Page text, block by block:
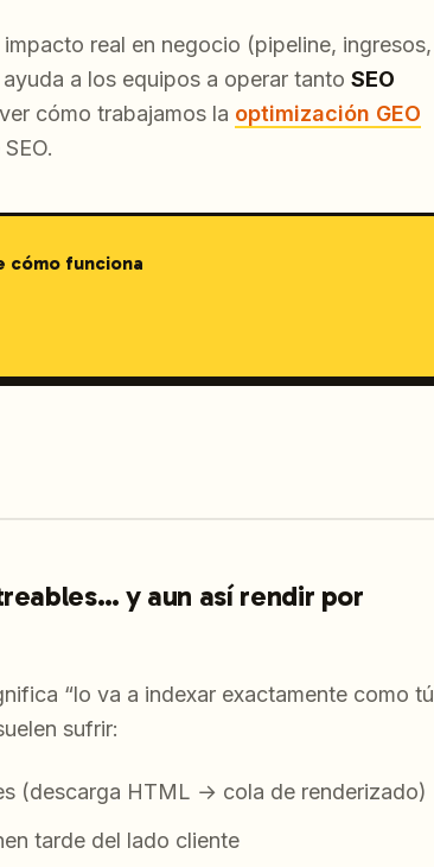
real en negocio (pipeline, ingresos,
a los equipos a operar tanto SEO
cómo trabajamos la optimización GEO
cómo funciona
y aun así rendir por
“lo va a indexar exactamente como tú
sufrir:
(descarga HTML → cola de renderizado)
tarde del lado cliente